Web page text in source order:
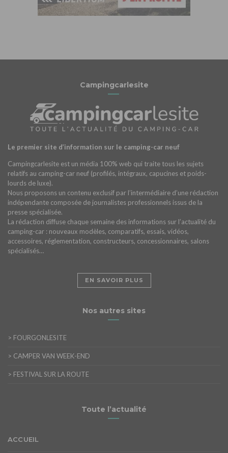
Campingcarlesite
Le premier site d’information sur le camping-car neuf
Campingcarlesite est un média 100% web qui traite tous les sujets
relatifs au camping-car neuf (profilés, intégraux, capucines et poids-
lourds de luxe).
Nous proposons un contenu exclusif par l’intermédiaire d’une rédaction
indépendante composée de journalistes professionnels issus de la
presse spécialisée.
La rédaction diffuse chaque semaine des informations sur l’actualité du
camping-car : nouveaux modèles, comparatifs, essais, vidéos,
accessoires, réglementation, constructeurs, concessionnaires, salons
spécialisés…
EN SAVOIR PLUS
Nos autres sites
> FOURGONLESITE
> CAMPER VAN WEEK-END
> FESTIVAL SUR LA ROUTE
Toute l’actualité
ACCUEIL